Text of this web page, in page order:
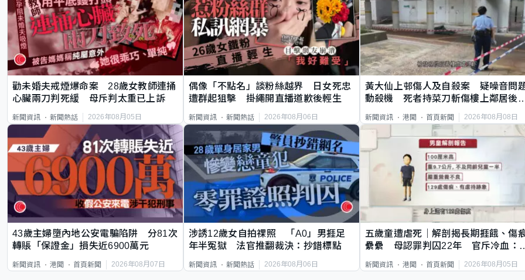
勸未婚夫戒煙爆命案 28歲女教師連捅
心臟兩刀判死緩 母斥判太重已上訴
新聞資訊 新聞熱話 2026年08月05日
偶像「不點名」談粉絲越界 日女死忠
遭群起狙擊 掛繩開直播道歉後輕生
新聞資訊 新聞熱話 2026年08月06日
黃大仙上邨傷人及自殺案 疑噪音問
動殺機 死者持菜刀斬傷樓上鄰居後
新聞資訊 港聞 首頁新聞 2026年08月08日
43歲主婦墮內地公安電騙陷阱 分81次
轉賬「保證金」損失近6900萬元
新聞資訊 港聞 首頁新聞 2026年08月07日
涉誘12歲女自拍祼照 「A0」男捱足
年半冤獄 法官推翻裁決：抄錯標點
新聞資訊 新聞熱話 2026年08月06日
五歲童遭虐死｜解剖揭長期捱餓、傷
纍纍 母認罪判囚22年 官斥冷血：
新聞資訊 港聞 首頁新聞 2026年08月05日